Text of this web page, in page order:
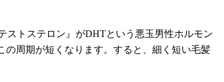
ストステロン』がDHTという悪玉男性ホルモン
周期が短くなります。すると、細く短い毛髪